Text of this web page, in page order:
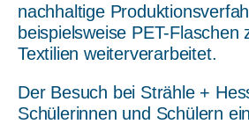
nachhaltige
beispielsweise PET-Flaschen
Textilien weiterverarbeitet.
Der Besuch bei Strähle +
Schülerinnen und Schülern